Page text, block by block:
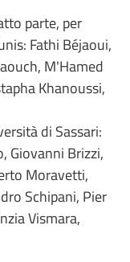
parte, per
Fathi Béjaoui,
M'Hamed
Khanoussi,
di Sassari:
Giovanni Brizzi,
Moravetti,
Schipani, Pier
Vismara,